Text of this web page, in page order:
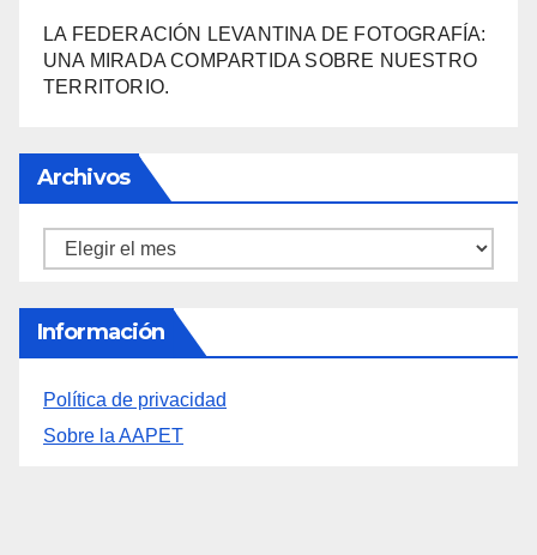
LA FEDERACIÓN LEVANTINA DE FOTOGRAFÍA:
UNA MIRADA COMPARTIDA SOBRE NUESTRO
TERRITORIO.
Archivos
Archivos
Información
Política de privacidad
Sobre la AAPET